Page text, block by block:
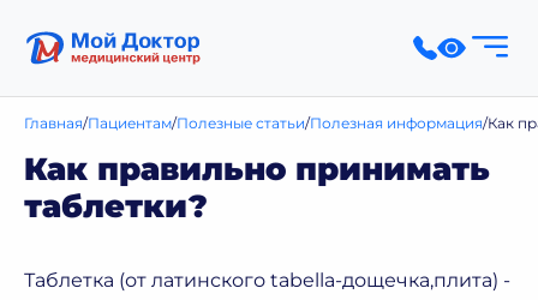
Главная Пациентам Полезные статьи Полезная информация Как
Как правильно принимать
таблетки?
Таблетка (от латинского tabella-дощечка,плита) -